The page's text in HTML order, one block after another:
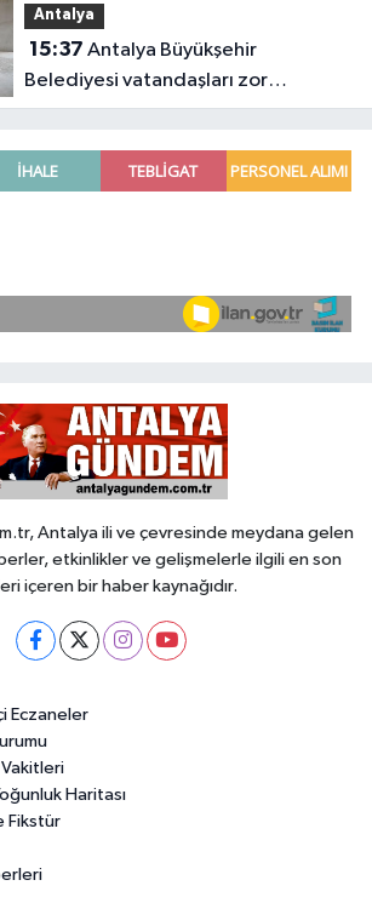
Antalya
15:37
Belediyesi vatandaşları zor
gününde yalnız bırakmadı
Antalya ili ve çevresinde meydana gelen
etkinlikler ve gelişmelerle ilgili en son
içeren bir haber kaynağıdır.
Eczaneler
Haritası
Fikstür